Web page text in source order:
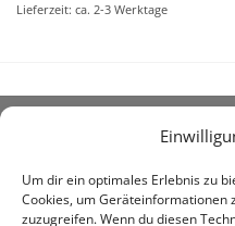
Um dir ein optimales Erlebnis zu
Cookies, um Geräteinformationen
zuzugreifen. Wenn du diesen
Lieferzeit: ca. 2-3 Werktage